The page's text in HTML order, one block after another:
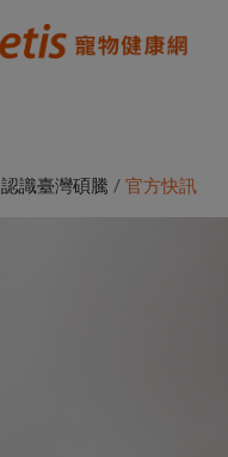
認識臺灣碩騰 / 官方快訊